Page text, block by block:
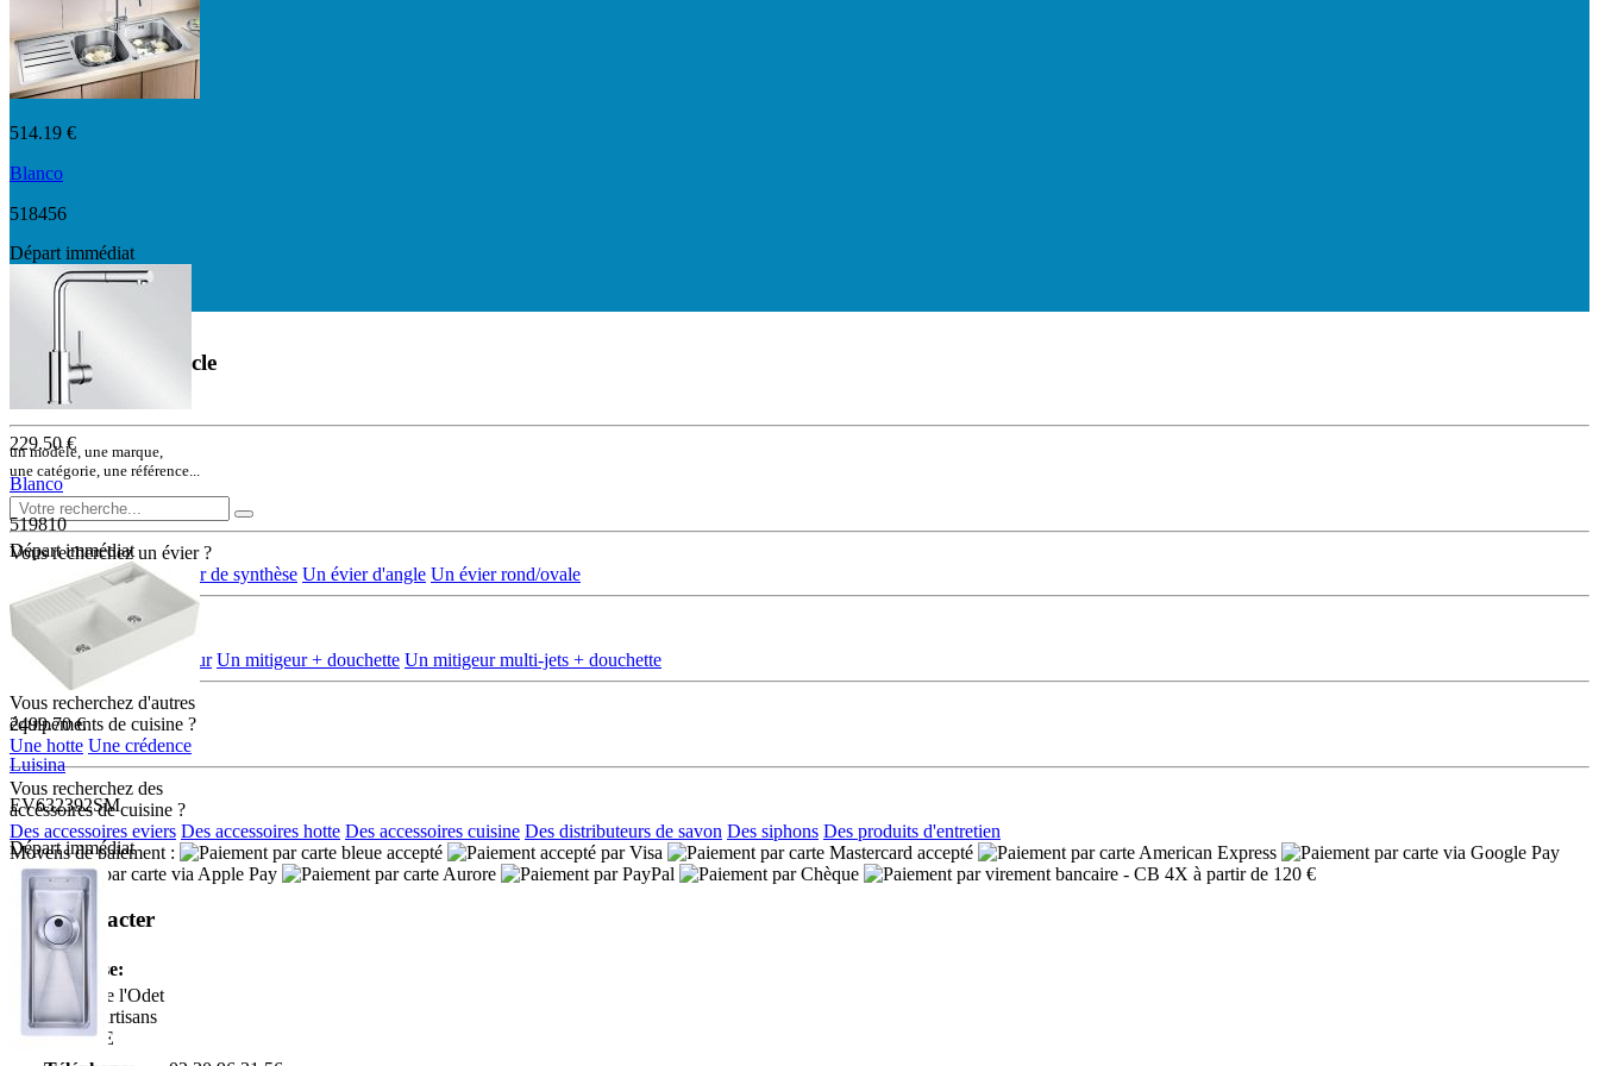
514.19 €
Blanco
518456
Départ immédiat
229.50 €
Blanco
519810
Départ immédiat
2499.70 €
Luisina
EV632392SM
Départ immédiat
Rechercher un article
ou une référence
un modèle, une marque,
une catégorie, une référence...
Vous recherchez un évier ?
Un évier en inox Un évier de synthèse Un évier d'angle Un évier rond/ovale
Vous recherchez
une robinetterie ?
Un mélangeur
Un mitigeur Un mitigeur + douchette Un mitigeur multi-jets + douchette
Vous recherchez d'autres
équipements de cuisine ?
Une hotte Une crédence
Vous recherchez des
accéssoires de cuisine ?
Des accessoires eviers Des accessoires hotte Des accessoires cuisine Des distributeurs de savon Des siphons Des produits d'entretien
Moyens de paiement :
- CB 4X à partir de 120 €
Nous contacter
Adresse:
Boulevard de l'Odet
Village des artisans
35740 PACE